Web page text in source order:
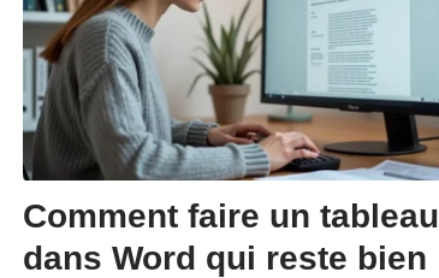
Comment faire un tableau
dans Word qui reste bien